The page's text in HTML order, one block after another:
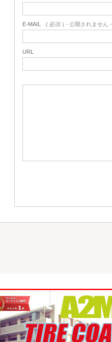
E-MAIL ( 必須 ) - 公開されません -
URL